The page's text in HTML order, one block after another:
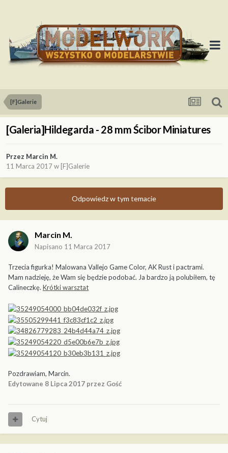
[F]Galerie
[Galeria]Hildegarda - 28 mm Ścibor Miniatures
Przez Marcin M.
11 Marca 2017w [F]Galerie
Odpowiedz w tym temacie
Marcin M.
Napisano 11 Marca 2017
Trzecia figurka! Malowana Vallejo Game Color, AK Rust i pactrami.
Mam nadzieję, że Wam się będzie podobać. Ja bardzo ją polubiłem, tę
Calineczkę. Krótki warsztat
Pozdrawiam, Marcin.
Edytowane 8 Lipca 2017 przez Gość
Cytuj